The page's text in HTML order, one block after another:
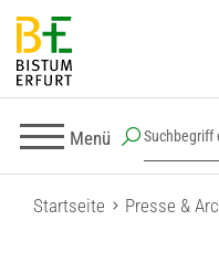
Menü
Startseite Presse &